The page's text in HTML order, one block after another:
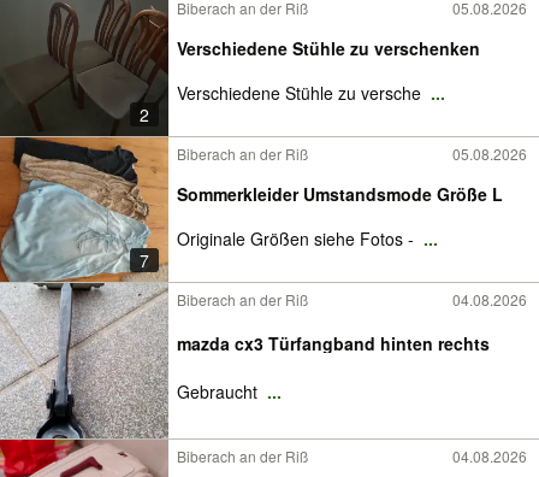
2
Biberach an der Riß 05.08.2026
Verschiedene Stühle zu verschenken
Verschiedene Stühle zu versche ...
7
Biberach an der Riß 05.08.2026
Sommerkleider Umstandsmode Größe L
Originale Größen siehe Fotos - ...
Biberach an der Riß 04.08.2026
mazda cx3 Türfangband hinten rechts
Gebraucht ...
Biberach an der Riß 04.08.2026